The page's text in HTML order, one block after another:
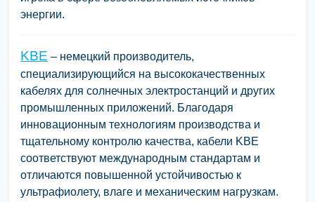
энергии.
KBE – немецкий производитель,
специализирующийся на высококачественных
кабелях для солнечных электростанций и других
промышленных приложений. Благодаря
инновационным технологиям производства и
тщательному контролю качества, кабели KBE
соответствуют международным стандартам и
отличаются повышенной устойчивостью к
ультрафиолету, влаге и механическим нагрузкам.